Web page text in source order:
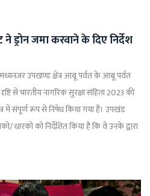
ड्रोन जमा करवाने के दिए निर्देश
मध्यनजर उपखण्ड क्षेत्र आबू पर्वत के आबू पर्वत
दृष्टि से भारतीय नागरिक सुरक्षा संहिता 2023 की
में संपूर्ण रूप से निषेध किया गया है। उपखंड
धारको को निर्देशित किया है कि वे उनके द्वारा